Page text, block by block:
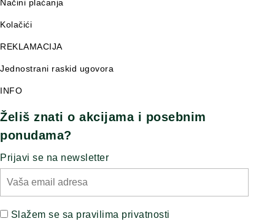
Načini plaćanja
Kolačići
REKLAMACIJA
Jednostrani raskid ugovora
INFO
Želiš znati o akcijama i posebnim
ponudama?
Prijavi se na newsletter
Slažem se sa pravilima privatnosti